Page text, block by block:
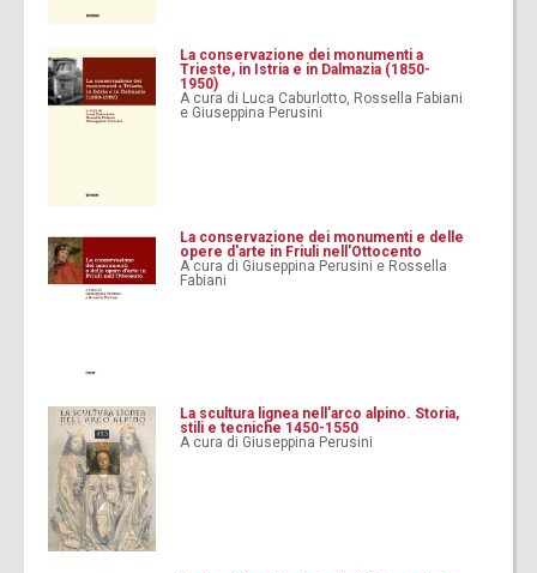
La conservazione dei monumenti a
Trieste, in Istria e in Dalmazia (1850-
1950)
A cura di Luca Caburlotto, Rossella Fabiani
e Giuseppina Perusini
La conservazione dei monumenti e delle
opere d'arte in Friuli nell'Ottocento
A cura di Giuseppina Perusini e Rossella
Fabiani
La scultura lignea nell'arco alpino. Storia,
stili e tecniche 1450-1550
A cura di Giuseppina Perusini